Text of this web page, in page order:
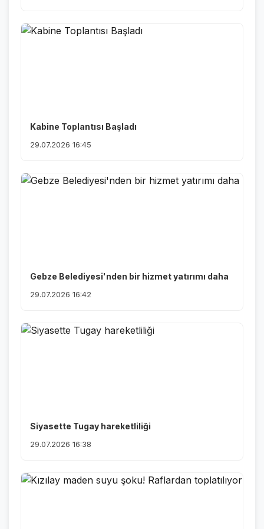
Kabine Toplantısı Başladı
29.07.2026 16:45
Gebze Belediyesi'nden bir hizmet yatırımı daha
29.07.2026 16:42
Siyasette Tugay hareketliliği
29.07.2026 16:38